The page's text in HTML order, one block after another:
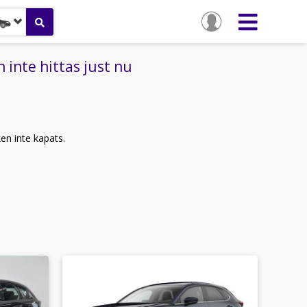
inte hittas just nu
inte kapats.